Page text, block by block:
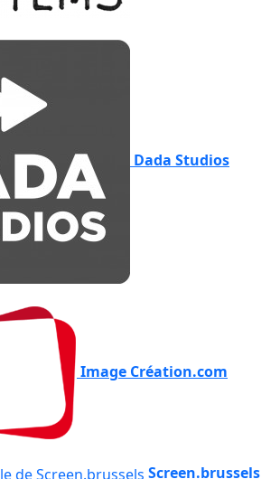
Dada Studios
Image Création.com
Screen.brussels